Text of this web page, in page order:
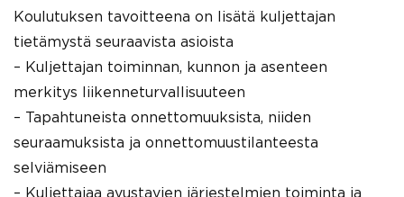
Koulutuksen tavoitteena on lisätä kuljettajan
tietämystä seuraavista asioista
– Kuljettajan toiminnan, kunnon ja asenteen
merkitys liikenneturvallisuuteen
– Tapahtuneista onnettomuuksista, niiden
seuraamuksista ja onnettomuustilanteesta
selviämiseen
– Kuljettajaa avustavien järjestelmien toiminta ja